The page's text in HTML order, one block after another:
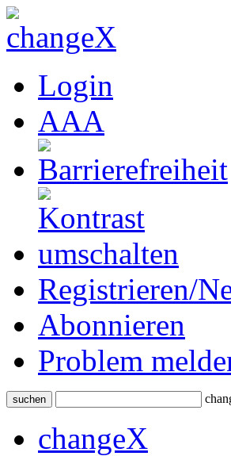
Login
AAA
Registrieren/
Abonnieren
Problem
suchen
changeX